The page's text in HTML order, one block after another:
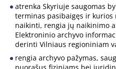
atrenka Skyriuje saugomas
terminas pasibaigęs ir kurios
naikinti, rengia jų naikinimo
Elektroninio archyvo
derinti Vilniaus regioniniam
rengia archyvo pažymas,